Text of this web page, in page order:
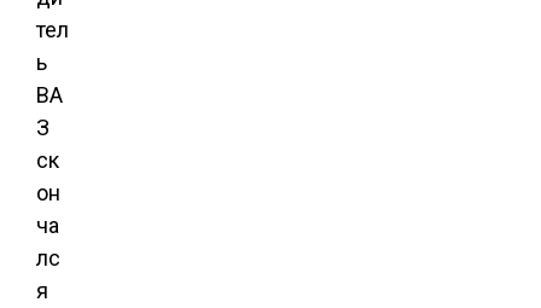
тел
ь
ВА
З
ск
он
ча
лс
я